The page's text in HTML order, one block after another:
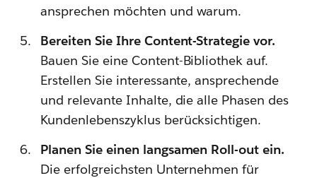
ansprechen möchten und warum.
Bereiten Sie Ihre Content-Strategie vor.
Bauen Sie eine Content-Bibliothek auf.
Erstellen Sie interessante, ansprechende
und relevante Inhalte, die alle Phasen des
Kundenlebenszyklus berücksichtigen.
Planen Sie einen langsamen Roll-out ein.
Die erfolgreichsten Unternehmen für